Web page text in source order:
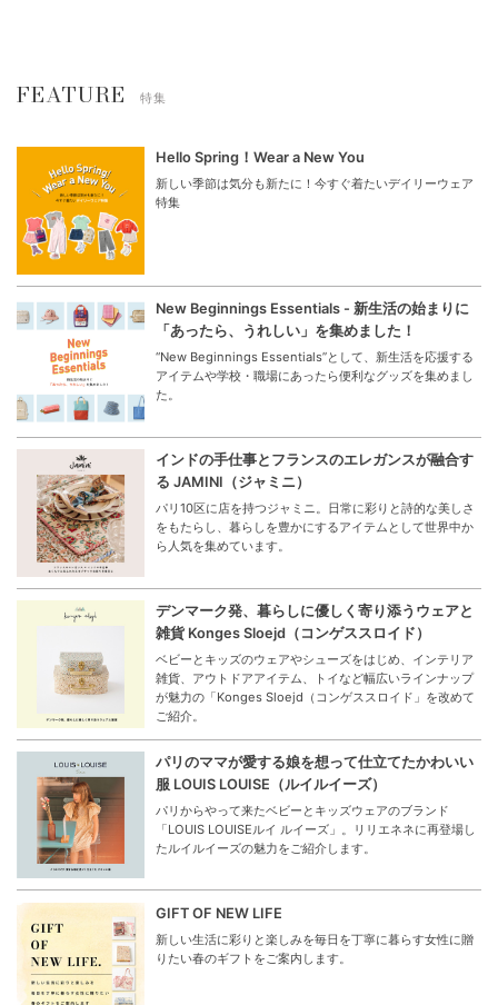
FEATURE 特集
Hello Spring！Wear a New You
新しい季節は気分も新たに！今すぐ着たいデイリーウェア
特集
New Beginnings Essentials - 新生活の始まりに
「あったら、うれしい」を集めました！
“New Beginnings Essentials”として、新生活を応援する
アイテムや学校・職場にあったら便利なグッズを集めまし
た。
インドの手仕事とフランスのエレガンスが融合す
る JAMINI（ジャミニ）
パリ10区に店を持つジャミニ。日常に彩りと詩的な美しさ
をもたらし、暮らしを豊かにするアイテムとして世界中か
ら人気を集めています。
デンマーク発、暮らしに優しく寄り添うウェアと
雑貨 Konges Sloejd（コンゲススロイド）
ベビーとキッズのウェアやシューズをはじめ、インテリア
雑貨、アウトドアアイテム、トイなど幅広いラインナップ
が魅力の「Konges Sloejd（コンゲススロイド」を改めて
ご紹介。
パリのママが愛する娘を想って仕立てたかわいい
服 LOUIS LOUISE（ルイルイーズ）
パリからやって来たベビーとキッズウェアのブランド
「LOUIS LOUISEルイ ルイーズ」。リリエネネに再登場し
たルイルイーズの魅力をご紹介します。
GIFT OF NEW LIFE
新しい生活に彩りと楽しみを毎日を丁寧に暮らす女性に贈
りたい春のギフトをご案内します。